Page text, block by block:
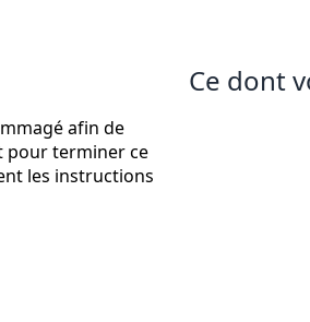
afin de
pour terminer ce
les instructions
Ce dont